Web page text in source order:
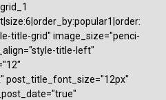
title-grid" image_size="penci-
title-left"
post_title_font_size="12px"